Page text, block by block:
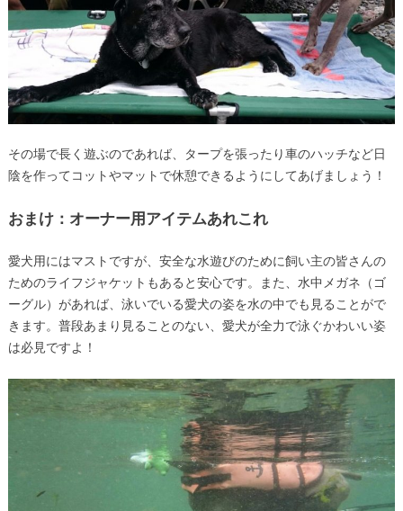
その場で長く遊ぶのであれば、タープを張ったり車のハッチなど日
陰を作ってコットやマットで休憩できるようにしてあげましょう！
おまけ：オーナー用アイテムあれこれ
愛犬用にはマストですが、安全な水遊びのために飼い主の皆さんの
ためのライフジャケットもあると安心です。また、水中メガネ（ゴ
ーグル）があれば、泳いでいる愛犬の姿を水の中でも見ることがで
きます。普段あまり見ることのない、愛犬が全力で泳ぐかわいい姿
は必見ですよ！